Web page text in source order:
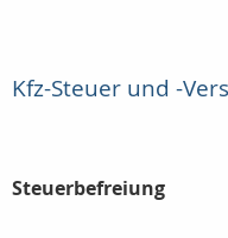
Kfz-Steuer und -
Steuerbefreiung